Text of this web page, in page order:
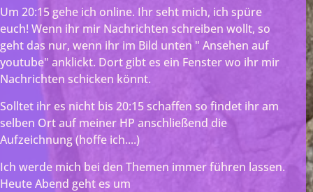
Um 20:15 gehe ich online. Ihr seht mich, ich spüre
euch! Wenn ihr mir Nachrichten schreiben wollt, so
geht das nur, wenn ihr im Bild unten " Ansehen auf
youtube" anklickt. Dort gibt es ein Fenster wo ihr mir
Nachrichten schicken könnt.
Solltet ihr es nicht bis 20:15 schaffen so findet ihr am
selben Ort auf meiner HP anschließend die
Aufzeichnung (hoffe ich....)
Ich werde mich bei den Themen immer führen lassen.
Heute Abend geht es um